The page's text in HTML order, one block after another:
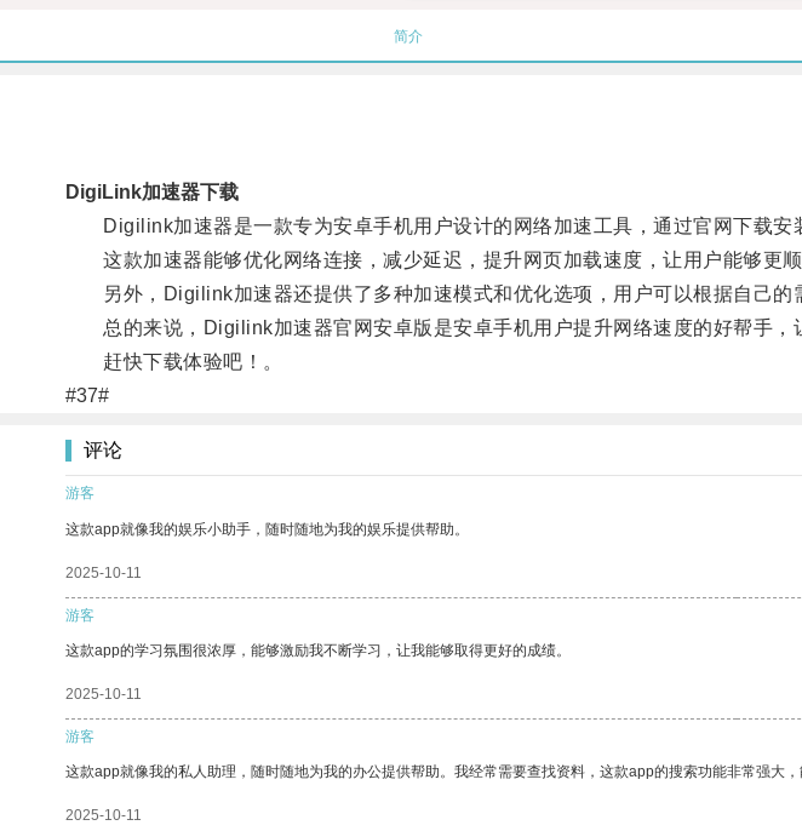
简介
DigiLink加速器下载
Digilink加速器是一款专为安卓手机用户设计的网络加速工具，通过官网下载安
这款加速器能够优化网络连接，减少延迟，提升网页加载速度，让用户能够更顺
另外，Digilink加速器还提供了多种加速模式和优化选项，用户可以根据自己的
总的来说，Digilink加速器官网安卓版是安卓手机用户提升网络速度的好帮手，
赶快下载体验吧！。
#37#
评论
游客
这款app就像我的娱乐小助手，随时随地为我的娱乐提供帮助。
2025-10-11
游客
这款app的学习氛围很浓厚，能够激励我不断学习，让我能够取得更好的成绩。
2025-10-11
游客
这款app就像我的私人助理，随时随地为我的办公提供帮助。我经常需要查找资料，这款app的搜索功能非常强大，
2025-10-11